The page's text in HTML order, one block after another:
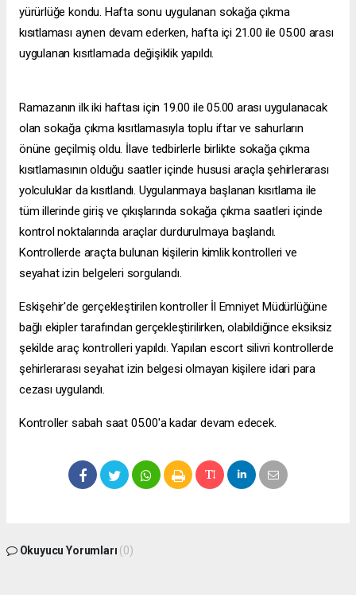
yürürlüğe kondu. Hafta sonu uygulanan sokağa çıkma
kısıtlaması aynen devam ederken, hafta içi 21.00 ile 05.00 arası
uygulanan kısıtlamada değişiklik yapıldı.
Ramazanın ilk iki haftası için 19.00 ile 05.00 arası uygulanacak
olan sokağa çıkma kısıtlamasıyla toplu iftar ve sahurların
önüne geçilmiş oldu. İlave tedbirlerle birlikte sokağa çıkma
kısıtlamasının olduğu saatler içinde hususi araçla şehirlerarası
yolculuklar da kısıtlandı. Uygulanmaya başlanan kısıtlama ile
tüm illerinde giriş ve çıkışlarında sokağa çıkma saatleri içinde
kontrol noktalarında araçlar durdurulmaya başlandı.
Kontrollerde araçta bulunan kişilerin kimlik kontrolleri ve
seyahat izin belgeleri sorgulandı.
Eskişehir'de gerçekleştirilen kontroller İl Emniyet Müdürlüğüne
bağlı ekipler tarafından gerçekleştirilirken, olabildiğince eksiksiz
şekilde araç kontrolleri yapıldı. Yapılan escort silivri kontrollerde
şehirlerarası seyahat izin belgesi olmayan kişilere idari para
cezası uygulandı.
Kontroller sabah saat 05.00'a kadar devam edecek.
Okuyucu Yorumları (0)